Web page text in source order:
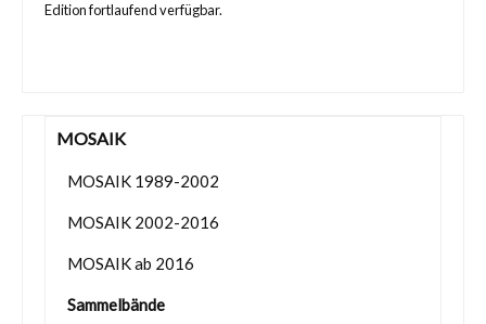
Edition fortlaufend verfügbar.
MOSAIK
MOSAIK 1989-2002
MOSAIK 2002-2016
MOSAIK ab 2016
Sammelbände